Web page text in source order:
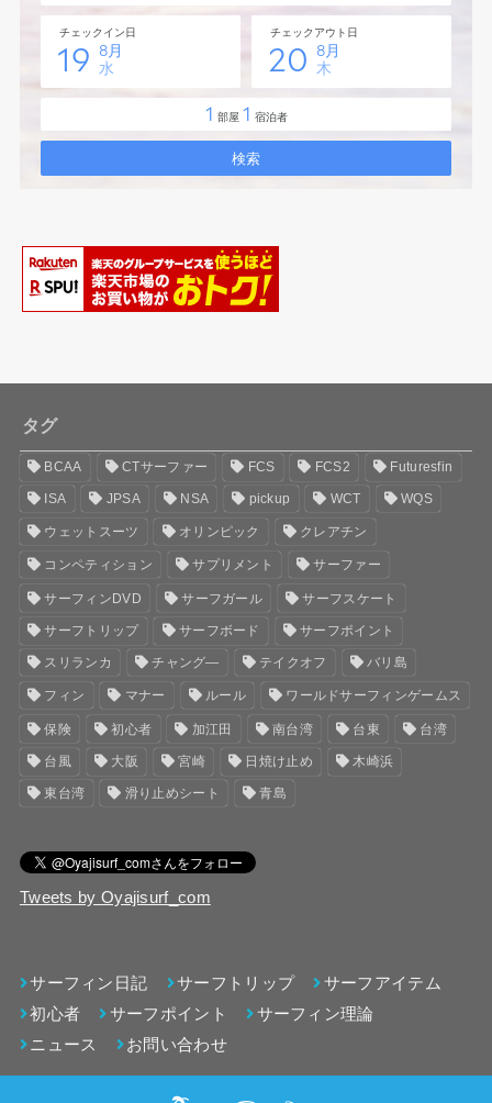
タグ
BCAA CTサーファー FCS FCS2 Futuresfin
ISA JPSA NSA pickup WCT WQS
ウェットスーツ オリンピック クレアチン
コンペティション サプリメント サーファー
サーフィンDVD サーフガール サーフスケート
サーフトリップ サーフボード サーフポイント
スリランカ チャング― テイクオフ バリ島
フィン マナー ルール ワールドサーフィンゲームス
保険 初心者 加江田 南台湾 台東 台湾
台風 大阪 宮崎 日焼け止め 木崎浜
東台湾 滑り止めシート 青島
Tweets by Oyajisurf_com
サーフィン日記 サーフトリップ
サーフアイテム
初心者
サーフポイント
サーフィン理論
ニュース
お問い合わせ